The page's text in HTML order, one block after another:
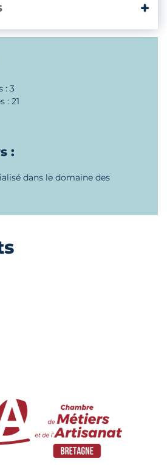
: 3
: 21
:
dans le domaine des